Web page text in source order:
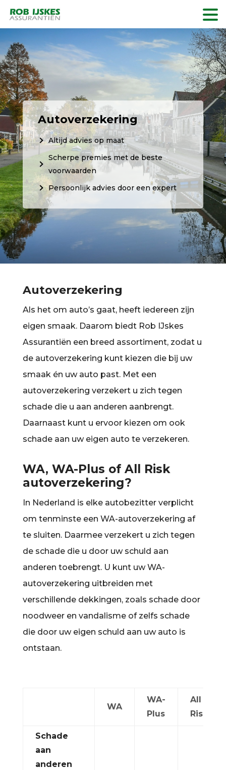
Autoverzekering
Altijd advies op maat
Scherpe premies met de beste
voorwaarden
Persoonlijk advies door een expert
Autoverzekering
Als het om auto’s gaat, heeft iedereen zijn
eigen smaak. Daarom biedt Rob IJskes
Assurantiën een breed assortiment, zodat u
de autoverzekering kunt kiezen die bij uw
smaak én uw auto past. Met een
autoverzekering verzekert u zich tegen
schade die u aan anderen aanbrengt.
Daarnaast kunt u ervoor kiezen om ook
schade aan uw eigen auto te verzekeren.
WA, WA-Plus of All Risk
autoverzekering?
In Nederland is elke autobezitter verplicht
om tenminste een WA-autoverzekering af
te sluiten. Daarmee verzekert u zich tegen
de schade die u door uw schuld aan
anderen toebrengt. U kunt uw WA-
autoverzekering uitbreiden met
verschillende dekkingen, zoals schade door
noodweer en vandalisme of zelfs schade
die door uw eigen schuld aan uw auto is
ontstaan.
WA
WA-
Plus
All
Risk
Schade
aan
anderen